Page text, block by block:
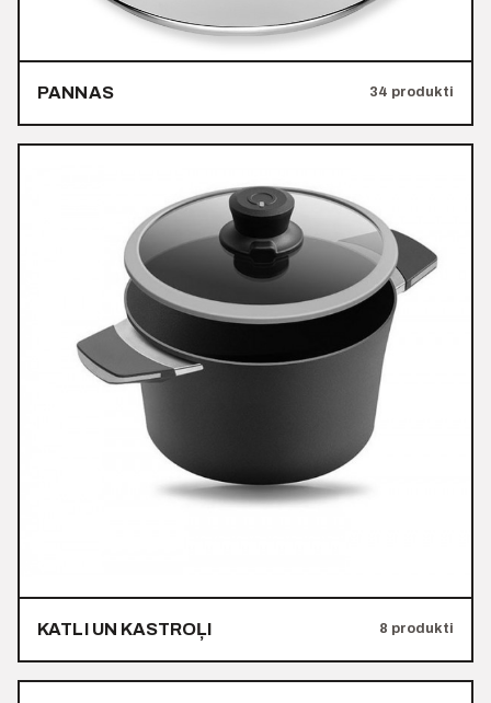
PANNAS 34 produkti
KATLI UN KASTROĻI 8 produkti